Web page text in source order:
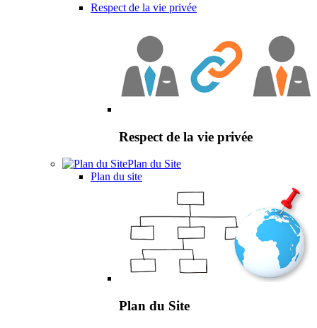
Respect de la vie privée
Respect de la vie privée
Plan du Site
Plan du site
Plan du Site